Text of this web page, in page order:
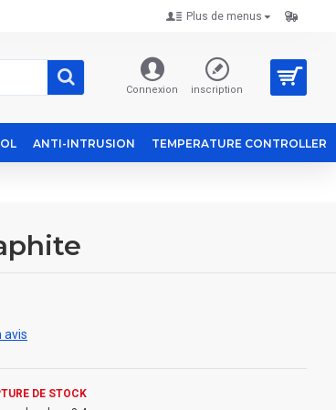
Plus de menus
Connexion inscription
ANTI-INTRUSION TEMPERATURE CONTROLLER
avis
DE STOCK